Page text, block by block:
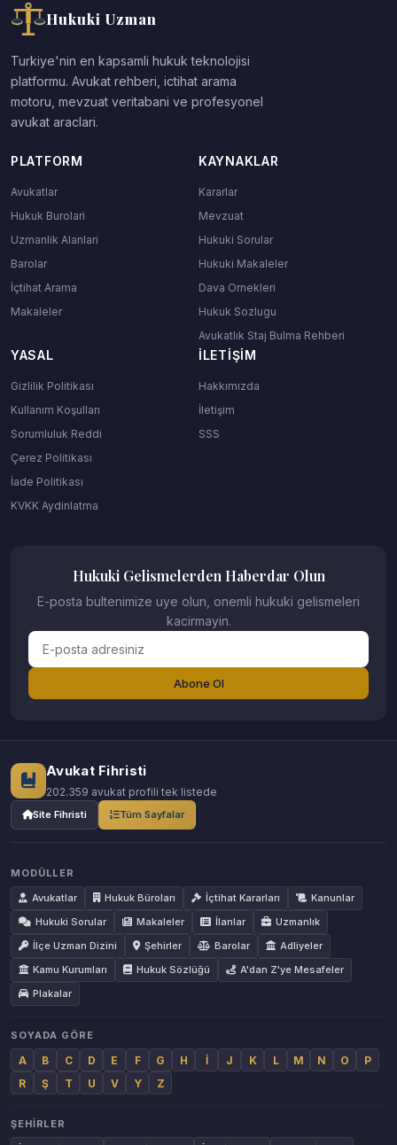
Hukuki Uzman
Turkiye'nin en kapsamli hukuk teknolojisi
platformu. Avukat rehberi, ictihat arama
motoru, mevzuat veritabani ve profesyonel
avukat araclari.
PLATFORM
Avukatlar
Hukuk Burolari
Uzmanlik Alanlari
Barolar
İçtihat Arama
Makaleler
KAYNAKLAR
Kararlar
Mevzuat
Hukuki Sorular
Hukuki Makaleler
Dava Ornekleri
Hukuk Sozlugu
Avukatlık Staj Bulma Rehberi
YASAL
Gizlilik Politikası
Kullanım Koşulları
Sorumluluk Reddi
Çerez Politikası
İade Politikası
KVKK Aydinlatma
İLETIŞIM
Hakkımızda
İletişim
SSS
Hukuki Gelismelerden Haberdar Olun
E-posta bultenimize uye olun, onemli hukuki gelismeleri
kacirmayin.
Abone Ol
Avukat Fihristi
202.359 avukat profili tek listede
Site Fihristi Tüm Sayfalar
MODÜLLER
Avukatlar
Hukuk Büroları İçtihat Kararları
Kanunlar
Hukuki Sorular
Makaleler İlanlar
Uzmanlık
İlçe Uzman Dizini
Şehirler Barolar
Adliyeler
Kamu Kurumları
Hukuk Sözlüğü
A'dan Z'ye Mesafeler
Plakalar
SOYADA GÖRE
A B C D E F G H İ J K L M N O
P
R
Ş T U V Y Z
ŞEHIRLER